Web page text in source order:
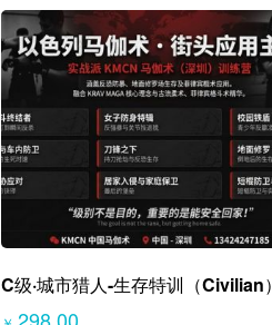
C级·城市猎人-生存特训（Civilian）
298.00